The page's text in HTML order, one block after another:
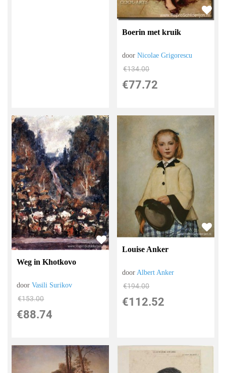
Boerin met kruik
doorNicolae Grigorescu
€134.00
€77.72
Weg in Khotkovo
doorVasili Surikov
€153.00
€88.74
Louise Anker
door Albert Anker
€194.00
€112.52